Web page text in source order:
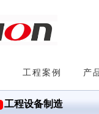
工程案例 产
工程设备制造